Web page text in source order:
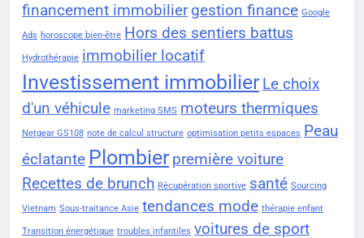
financement immobilier gestion finance Google
Ads horoscope bien-être Hors des sentiers battus
Hydrothérapie immobilier locatif
Investissement immobilier Le choix
d'un véhicule marketing SMS moteurs thermiques
Netgear GS108 note de calcul structure optimisation petits espaces Peau
éclatante Plombier première voiture
Recettes de brunch Récupération sportive santé Sourcing
Vietnam Sous-traitance Asie tendances mode thérapie enfant
Transition énergétique troubles infantiles voitures de sport